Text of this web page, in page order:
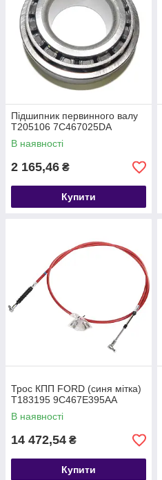
Підшипник первинного валу
T205106 7C467025DA
В наявності
2 165,46 ₴
Купити
Трос КПП FORD (синя мітка)
T183195 9C467E395AA
В наявності
14 472,54 ₴
Купити